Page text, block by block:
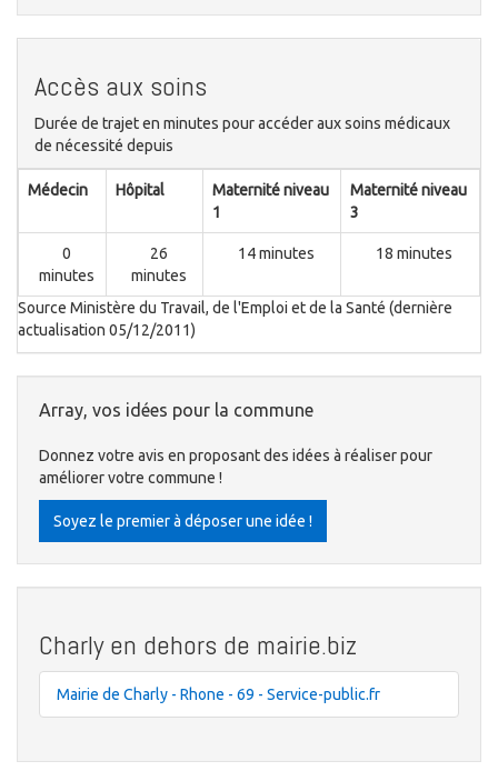
Accès aux soins
Durée de trajet en minutes pour accéder aux soins médicaux
de nécessité depuis
Médecin Hôpital
Maternité niveau
1
Maternité niveau
3
0
minutes
26
minutes
14 minutes 18 minutes
Source Ministère du Travail, de l'Emploi et de la Santé (dernière
actualisation 05/12/2011)
Array, vos idées pour la commune
Donnez votre avis en proposant des idées à réaliser pour
améliorer votre commune !
Soyez le premier à déposer une idée !
Charly en dehors de mairie.biz
Mairie de Charly - Rhone - 69 - Service-public.fr